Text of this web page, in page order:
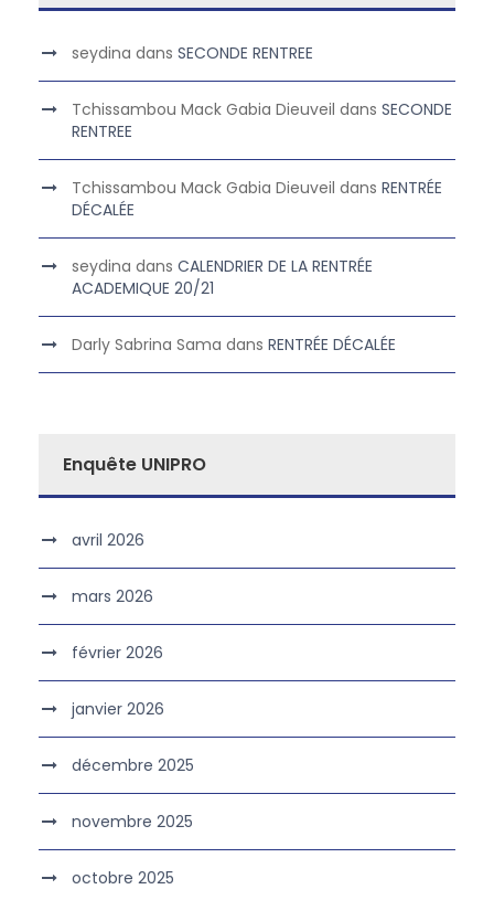
seydina dans SECONDE RENTREE
Tchissambou Mack Gabia Dieuveil dans SECONDE
RENTREE
Tchissambou Mack Gabia Dieuveil dans RENTRÉE
DÉCALÉE
seydina dans CALENDRIER DE LA RENTRÉE
ACADEMIQUE 20/21
Darly Sabrina Sama dans RENTRÉE DÉCALÉE
Enquête UNIPRO
avril 2026
mars 2026
février 2026
janvier 2026
décembre 2025
novembre 2025
octobre 2025